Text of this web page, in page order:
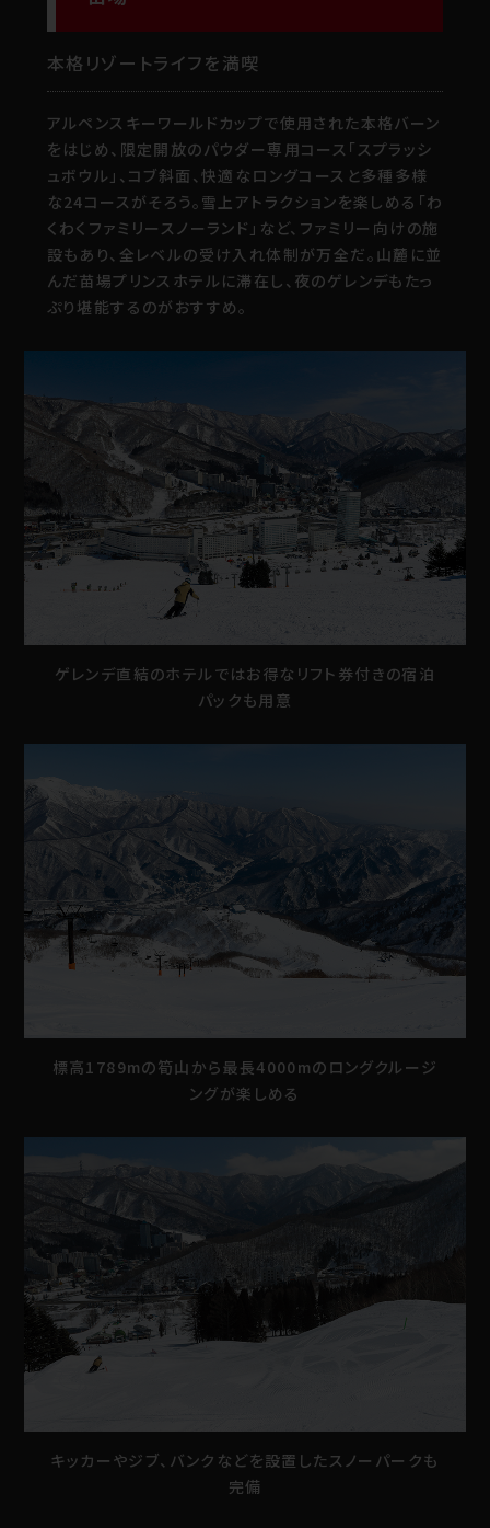
本格リゾートライフを満喫
アルペンスキーワールドカップで使用された本格バーン
をはじめ、限定開放のパウダー専用コース「スプラッシ
ュボウル」、コブ斜面、快適なロングコースと多種多様
な24コースがそろう。雪上アトラクションを楽しめる「わ
くわくファミリースノーランド」など、ファミリー向けの施
設もあり、全レベルの受け入れ体制が万全だ。山麓に並
んだ苗場プリンスホテルに滞在し、夜のゲレンデもたっ
ぷり堪能するのがおすすめ。
ゲレンデ直結のホテルではお得なリフト券付きの宿泊
パックも用意
標高1789mの筍山から最長4000mのロングクルージ
ングが楽しめる
キッカーやジブ、バンクなどを設置したスノーパークも
完備